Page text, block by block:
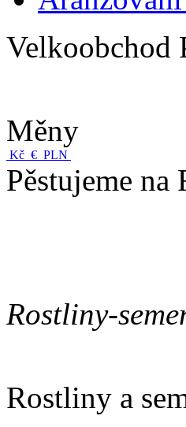
Velkoobchod
Měny
Kč € PLN
Pěstujeme na
Rostliny-
Rostliny a